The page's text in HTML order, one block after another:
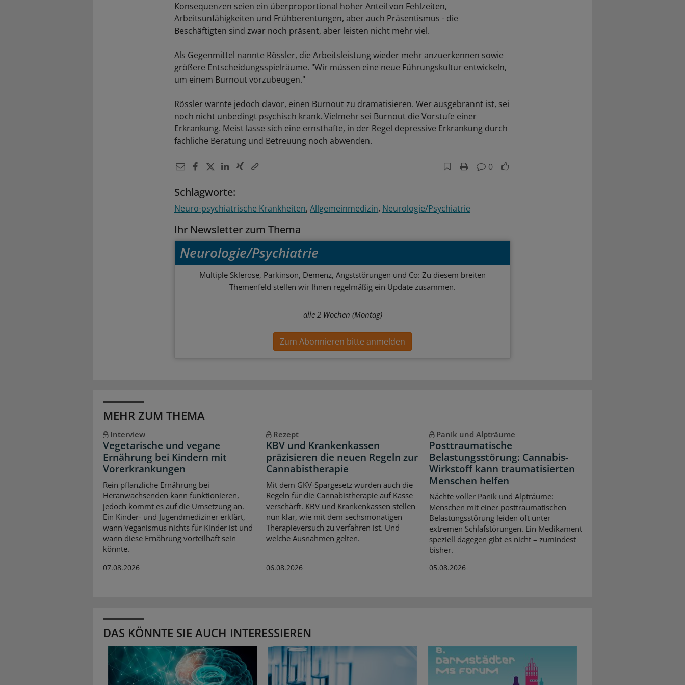
Konsequenzen seien ein überproportional hoher Anteil von Fehlzeiten,
Arbeitsunfähigkeiten und Frühberentungen, aber auch Präsentismus - die
Beschäftigten sind zwar noch präsent, aber leisten nicht mehr viel.
Als Gegenmittel nannte Rössler, die Arbeitsleistung wieder mehr anzuerkennen sowie
größere Entscheidungsspielräume. "Wir müssen eine neue Führungskultur entwickeln,
um einem Burnout vorzubeugen."
Rössler warnte jedoch davor, einen Burnout zu dramatisieren. Wer ausgebrannt ist, sei
noch nicht unbedingt psychisch krank. Vielmehr sei Burnout die Vorstufe einer
Erkrankung. Meist lasse sich eine ernsthafte, in der Regel depressive Erkrankung durch
fachliche Beratung und Betreuung noch abwenden.
0
Schlagworte:
Neuro-psychiatrische Krankheiten Allgemeinmedizin Neurologie/Psychiatrie
Ihr Newsletter zum Thema
Neurologie/Psychiatrie
Multiple Sklerose, Parkinson, Demenz, Angststörungen und Co: Zu diesem breiten
Themenfeld stellen wir Ihnen regelmäßig ein Update zusammen.
alle 2 Wochen (Montag)
Zum Abonnieren bitte anmelden
MEHR ZUM THEMA
Interview
Vegetarische und vegane
Ernährung bei Kindern mit
Vorerkrankungen
Rein pflanzliche Ernährung bei
Heranwachsenden kann funktionieren,
jedoch kommt es auf die Umsetzung an.
Ein Kinder- und Jugendmediziner erklärt,
wann Veganismus nichts für Kinder ist und
wann diese Ernährung vorteilhaft sein
könnte.
07.08.2026
Rezept
KBV und Krankenkassen
präzisieren die neuen Regeln zur
Cannabistherapie
Mit dem GKV-Spargesetz wurden auch die
Regeln für die Cannabistherapie auf Kasse
verschärft. KBV und Krankenkassen stellen
nun klar, wie mit dem sechsmonatigen
Therapieversuch zu verfahren ist. Und
welche Ausnahmen gelten.
06.08.2026
Panik und Alpträume
Posttraumatische
Belastungsstörung: Cannabis-
Wirkstoff kann traumatisierten
Menschen helfen
Nächte voller Panik und Alpträume:
Menschen mit einer posttraumatischen
Belastungsstörung leiden oft unter
extremen Schlafstörungen. Ein Medikament
speziell dagegen gibt es nicht – zumindest
bisher.
05.08.2026
DAS KÖNNTE SIE AUCH INTERESSIEREN